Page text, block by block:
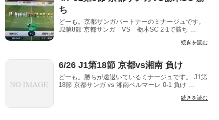
ち
どーも。京都サンガパートナーのミナージュです。
J2第8節 京都サンガ VS 栃木SC 2-1で勝ち ...
続きを読む
6/26 J1第18節 京都vs湘南 負け
どーも。勝ちが遠退いているミナージュです。 J1第
18節 京都サンガ vs 湘南ベルマーレ 0-1 負け ...
続きを読む